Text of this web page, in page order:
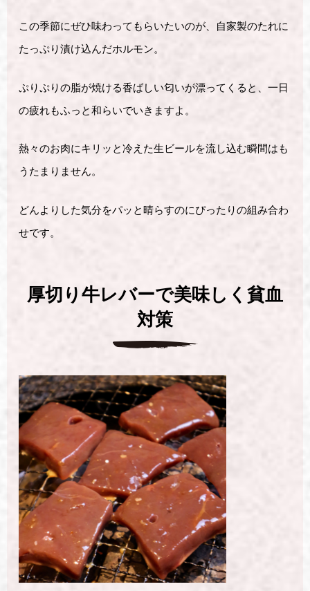
この季節にぜひ味わってもらいたいのが、自家製のたれに
たっぷり漬け込んだホルモン。
ぷりぷりの脂が焼ける香ばしい匂いが漂ってくると、一日
の疲れもふっと和らいでいきますよ。
熱々のお肉にキリッと冷えた生ビールを流し込む瞬間はも
うたまりません。
どんよりした気分をパッと晴らすのにぴったりの組み合わ
せです。
厚切り牛レバーで美味しく貧血
対策